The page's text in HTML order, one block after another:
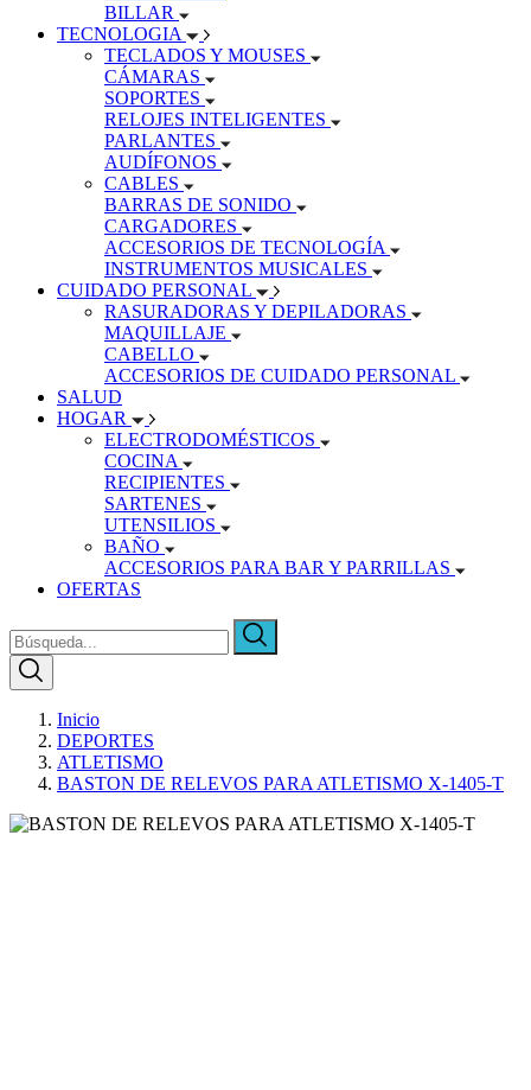
BILLAR
TECNOLOGIA
TECLADOS Y MOUSES
CÁMARAS
SOPORTES
RELOJES INTELIGENTES
PARLANTES
AUDÍFONOS
CABLES
BARRAS DE SONIDO
CARGADORES
ACCESORIOS DE TECNOLOGÍA
INSTRUMENTOS MUSICALES
CUIDADO PERSONAL
RASURADORAS Y DEPILADORAS
MAQUILLAJE
CABELLO
ACCESORIOS DE CUIDADO PERSONAL
SALUD
HOGAR
ELECTRODOMÉSTICOS
COCINA
RECIPIENTES
SARTENES
UTENSILIOS
BAÑO
ACCESORIOS PARA BAR Y PARRILLAS
OFERTAS
Inicio
DEPORTES
ATLETISMO
BASTON DE RELEVOS PARA ATLETISMO X-1405-T